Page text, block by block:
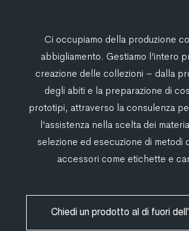
Ci occupiamo della produzione
abbigliamento. Gestiamo l’intero
creazione delle collezioni – dalla
degli abiti e la preparazione di
prototipi, attraverso la consulenza
l’assistenza nella scelta dei
selezione ed esecuzione di metodi
accessori come etichette e
Chiedi un prodotto al di fuori